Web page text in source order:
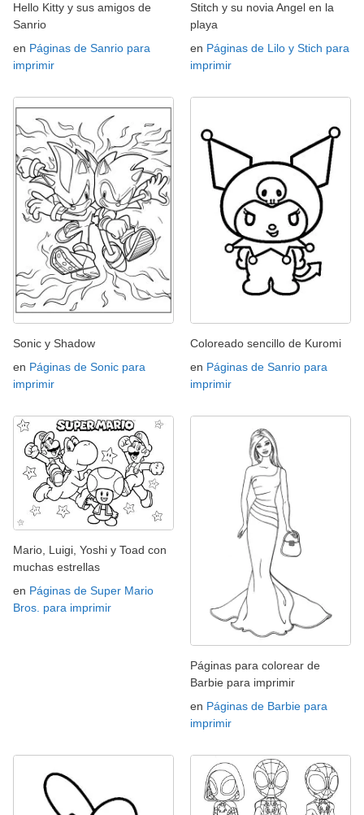
Hello Kitty y sus amigos de
Sanrio
en Páginas de Sanrio para
imprimir
Stitch y su novia Angel en la
playa
en Páginas de Lilo y Stich para
imprimir
Sonic y Shadow
en Páginas de Sonic para
imprimir
Coloreado sencillo de Kuromi
en Páginas de Sanrio para
imprimir
Mario, Luigi, Yoshi y Toad con
muchas estrellas
en Páginas de Super Mario
Bros. para imprimir
Páginas para colorear de
Barbie para imprimir
en Páginas de Barbie para
imprimir